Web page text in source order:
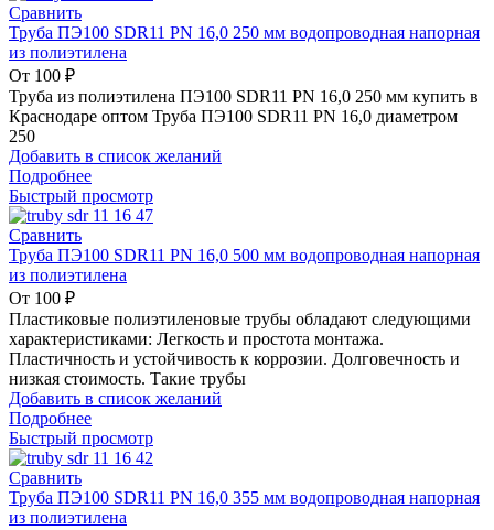
Сравнить
Труба ПЭ100 SDR11 PN 16,0 250 мм водопроводная напорная
из полиэтилена
От 100 ₽
Труба из полиэтилена ПЭ100 SDR11 PN 16,0 250 мм купить в
Краснодаре оптом Труба ПЭ100 SDR11 PN 16,0 диаметром
250
Добавить в список желаний
Подробнее
Быстрый просмотр
Сравнить
Труба ПЭ100 SDR11 PN 16,0 500 мм водопроводная напорная
из полиэтилена
От 100 ₽
Пластиковые полиэтиленовые трубы обладают следующими
характеристиками: Легкость и простота монтажа.
Пластичность и устойчивость к коррозии. Долговечность и
низкая стоимость. Такие трубы
Добавить в список желаний
Подробнее
Быстрый просмотр
Сравнить
Труба ПЭ100 SDR11 PN 16,0 355 мм водопроводная напорная
из полиэтилена